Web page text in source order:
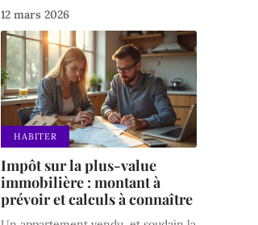
12 mars 2026
HABITER
Impôt sur la plus-value
immobilière : montant à
prévoir et calculs à connaître